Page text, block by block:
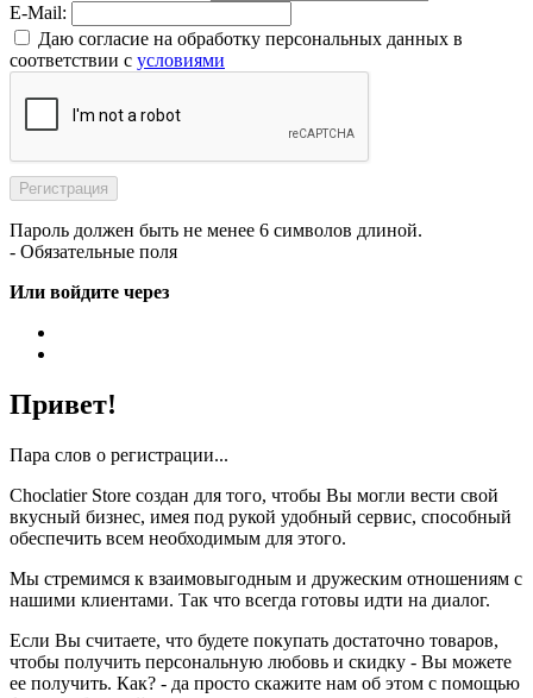
E-Mail:
Даю согласие на обработку персональных данных в
соответствии с условиями
Пароль должен быть не менее 6 символов длиной.
- Обязательные поля
Или войдите через
Привет!
Пара слов о регистрации...
Choclatier Store создан для того, чтобы Вы могли вести свой
вкусный бизнес, имея под рукой удобный сервис, способный
обеспечить всем необходимым для этого.
Мы стремимся к взаимовыгодным и дружеским отношениям с
нашими клиентами. Так что всегда готовы идти на диалог.
Если Вы считаете, что будете покупать достаточно товаров,
чтобы получить персональную любовь и скидку - Вы можете
ее получить. Как? - да просто скажите нам об этом с помощью